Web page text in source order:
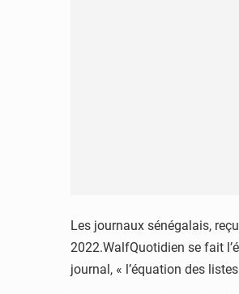
Les journaux sénégalais,
2022.WalfQuotidien se fait
journal, « l’équation des